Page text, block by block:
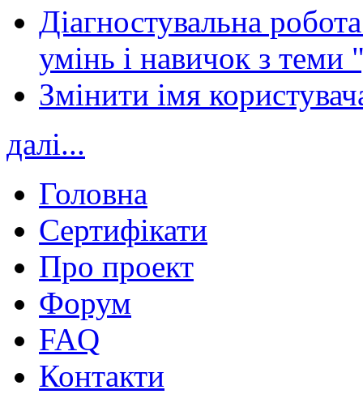
Діагностувальна
умінь і навичок з теми
Змінити імя
далі...
Головна
Сертифікати
Про проект
Форум
FAQ
Контакти